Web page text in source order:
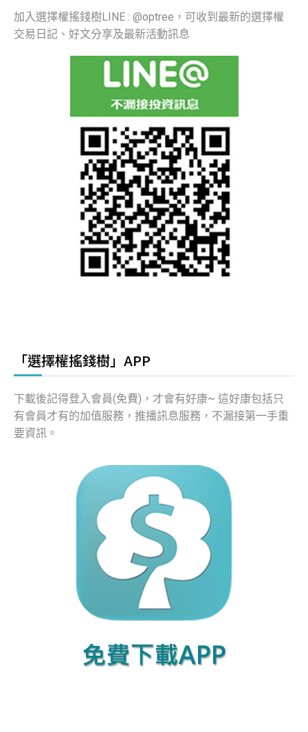
加入選擇權搖錢樹LINE : @optree，可收到最新的選擇權
交易日記、好文分享及最新活動訊息
「選擇權搖錢樹」APP
下載後記得登入會員(免費)，才會有好康~ 這好康包括只
有會員才有的加值服務，推播訊息服務，不漏接第一手重
要資訊。